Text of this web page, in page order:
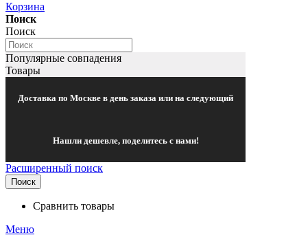
Корзина
Поиск
Поиск
Популярные совпадения
Товары
Доставка по Москве в день заказа или на следующий
Нашли дешевле, поделитесь с нами!
Расширенный поиск
Поиск
Сравнить товары
Меню